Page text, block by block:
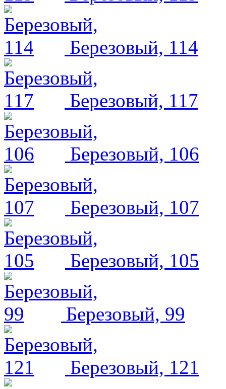
Березовый, 114
Березовый, 117
Березовый, 106
Березовый, 107
Березовый, 105
Березовый, 99
Березовый, 121